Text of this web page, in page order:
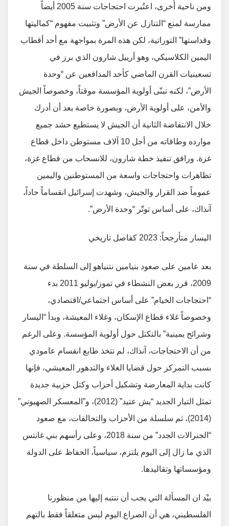
ومن ناحية أُخرى، اعتُبرت احتجاجات سنة 2005 أيضاً
ممارسة لمنع “التنازل عن الأرض” وتثبيت مفهوم “كماليتها
وقداستها” التوراتية، لكن هذه المرة بمواجهة مع أحد أقطاب
اليمين الكلاسيكي، وهو أرييل شارون الذي برز في
تسعينيات القرن الماضي كأحد المدافعين عن “وحدة
الأرض”، لكنه تبنّى أولوية المؤسسة موقتاً، وخصوصاً الجيش
والأمن، على أولوية الأرض، وبصورة خاصة بعد أن أدرك
خلال الانتفاضة الثانية أن الجيش لا يستطيع حشد جميع
موارده وطاقاته من أجل 10 آلاف مستوطن داخل قطاع
غزة. ورافق تنفيذ خطة شارون، للانسحاب من قطاع غزة،
تظاهرات واحتجاجات واسعة من المستوطنين واليمين
عموماً ضد القرار والجيش، وشهدت إسرائيل انقساماً حاداً،
آنذاك، على أساس توتّر “وحدة الأرض”.
اليسار متأرجحاً: 2023 كفاصل تاريخي
بعد عامين على صعود بنيامين نتنياهو إلى السلطة في سنة
2009، قرر بعض النشطاء في تموز/يوليو 2011 بدء
“احتجاجات الخيام” على أساس اجتماعي/اقتصادي،
وخصوصاً غلاء قطاع الإسكان، وغلاء المعيشة، وبدأ “اليسار
وشرائح يمينية” بالتكتل حول أولوية المؤسسة. وعلى الرغم
من أن الاحتجاجات، آنذاك، لم تتخذ طابع انقسام عامودي
بسبب التمركز حول قضايا الغلاء والتدهور المعيشي، فإنها
كانت بداية المعارضة وتشكيل أحزاب وكتل حزبية جديدة
تمثل التيار الجديد “يش عتيد” (2012)، و”المعسكر الصهيوني”
(2014)، ثم سلسلة من الأحزاب والتحالفات، مع صعود
“الجنرالات الجدد” من سنة 2018، وعلى رأسهم بني غانتس
الذي ما زال إلى اليوم يلتزم، سياسياً، الحفاظ على الدولة
ومؤسساتها وتقاليدها.
بيْد ان المسألة التي يجب أن ننتبه إليها من منظورنا
الفلسطيني، هي أن الصراع اليوم ليس متعلقاً فقط بالتهم